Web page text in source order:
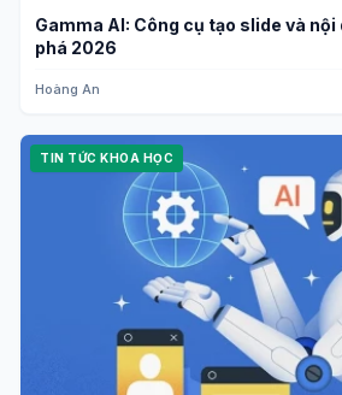
Gamma AI: Công cụ tạo slide và
phá 2026
Hoàng An
TIN TỨC KHOA HỌC